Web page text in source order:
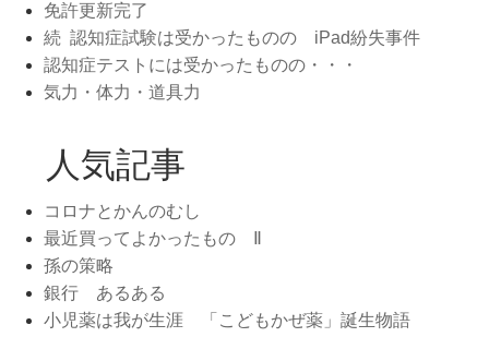
免許更新完了
続 認知症試験は受かったものの iPad紛失事件
認知症テストには受かったものの・・・
気力・体力・道具力
人気記事
コロナとかんのむし
最近買ってよかったもの Ⅱ
孫の策略
銀行 あるある
小児薬は我が生涯 「こどもかぜ薬」誕生物語